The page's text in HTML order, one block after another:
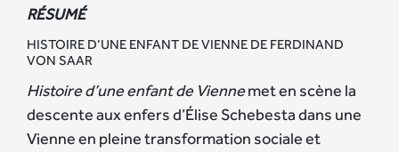
RÉSUMÉ
HISTOIRE D’UNE ENFANT DE VIENNE DE FERDINAND
VON SAAR
Histoire d’une enfant de Viennemet en scène la
descente aux enfers d’Élise Schebesta dans une
Vienne en pleine transformation sociale et